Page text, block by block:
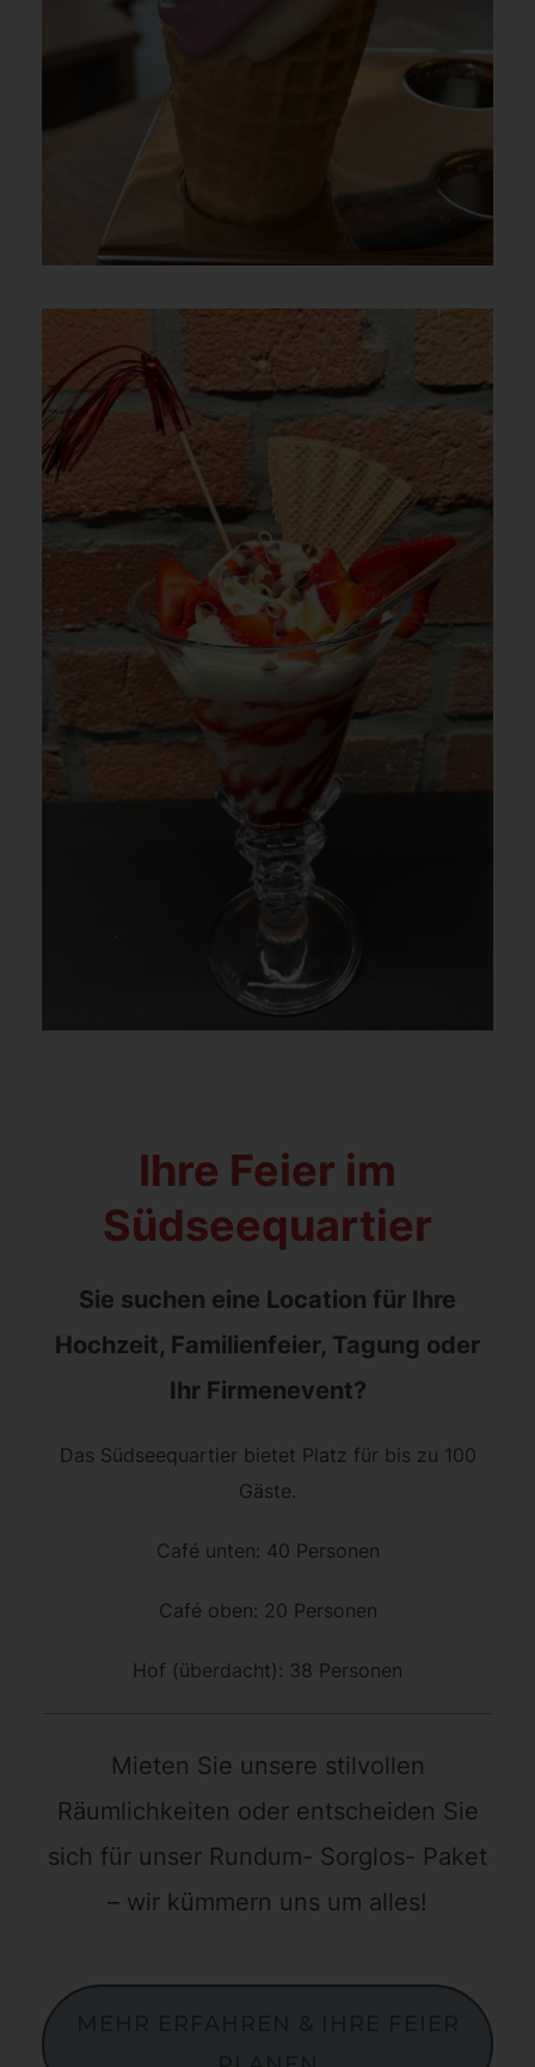
Ihre Feier im
Südseequartier
Sie suchen eine Location für Ihre
Hochzeit, Familienfeier, Tagung oder
Ihr Firmenevent?
Das Südseequartier bietet Platz für bis zu 100
Gäste.
Café unten: 40 Personen
Café oben: 20 Personen
Hof (überdacht): 38 Personen
Mieten Sie unsere stilvollen
Räumlichkeiten oder entscheiden Sie
sich für unser Rundum- Sorglos- Paket
– wir kümmern uns um alles!